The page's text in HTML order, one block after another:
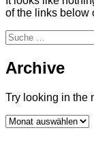
of the links below
Suche
nach:
Archive
Try looking in the
Archive